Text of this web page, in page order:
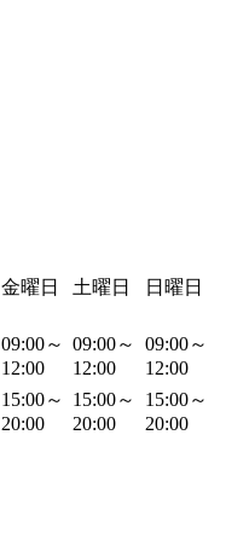
金曜日 土曜日 日曜日
09:00～
12:00
09:00～
12:00
09:00～
12:00
15:00～
20:00
15:00～
20:00
15:00～
20:00